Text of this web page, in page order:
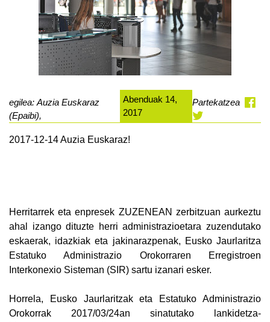
egilea: Auzia Euskaraz
(Epaibi),
Abenduak 14,
2017
Partekatzea
2017-12-14 Auzia Euskaraz!
Herritarrek eta enpresek ZUZENEAN zerbitzuan aurkeztu
ahal izango dituzte herri administrazioetara zuzendutako
eskaerak, idazkiak eta jakinarazpenak, Eusko Jaurlaritza
Estatuko Administrazio Orokorraren Erregistroen
Interkonexio Sisteman (SIR) sartu izanari esker.
Horrela, Eusko Jaurlaritzak eta Estatuko Administrazio
Orokorrak 2017/03/24an sinatutako lankidetza-